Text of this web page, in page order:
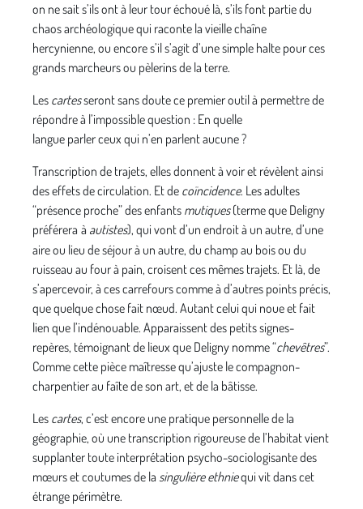
on ne sait s’ils ont à leur tour échoué là, s’ils font partie du
chaos archéologique qui raconte la vieille chaîne
hercynienne, ou encore s’il s’agit d’une simple halte pour ces
grands marcheurs ou pèlerins de la terre.
Les cartesseront sans doute ce premier outil à permettre de
répondre à l’impossible question : En quelle
langue parler ceux qui n’en parlent aucune ?
Transcription de trajets, elles donnent à voir et révèlent ainsi
des effets de circulation. Et de coïncidence. Les adultes
“présence proche” des enfants mutiques(terme que Deligny
préférera à autistes), qui vont d’un endroit à un autre, d’une
aire ou lieu de séjour à un autre, du champ au bois ou du
ruisseau au four à pain, croisent ces mêmes trajets. Et là, de
s’apercevoir, à ces carrefours comme à d’autres points précis,
que quelque chose fait nœud. Autant celui qui noue et fait
lien que l’indénouable. Apparaissent des petits signes-
repères, témoignant de lieux que Deligny nomme “chevêtres”.
Comme cette pièce maîtresse qu’ajuste le compagnon-
charpentier au faîte de son art, et de la bâtisse.
Les cartes, c’est encore une pratique personnelle de la
géographie, où une transcription rigoureuse de l’habitat vient
supplanter toute interprétation psycho-sociologisante des
mœurs et coutumes de la singulière ethniequi vit dans cet
étrange périmètre.